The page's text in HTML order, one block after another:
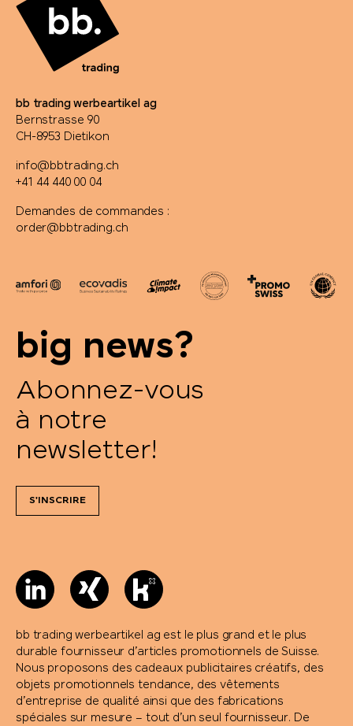
bb trading werbeartikel ag
Bernstrasse 90
CH-8953 Dietikon
info@bbtrading.ch
+41 44 440 00 04
Demandes de commandes :
order@bbtrading.ch
big news?
Abonnez-vous
à notre
newsletter!
S'INSCRIRE
bb trading werbeartikel ag est le plus grand et le plus
durable fournisseur d’articles promotionnels de Suisse.
Nous proposons des cadeaux publicitaires créatifs, des
objets promotionnels tendance, des vêtements
d’entreprise de qualité ainsi que des fabrications
spéciales sur mesure – tout d’un seul fournisseur. De